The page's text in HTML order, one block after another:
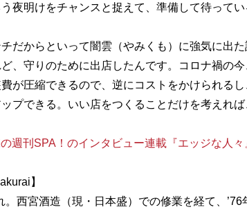
夜明けをチャンスと捉えて、準備して待ってい
だからといって闇雲（やみくも）に強気に出
、守りのために出店したんです。コロナ禍の
が圧縮できるので、逆にコストをかけられる
プできる。いい店をつくることだけを考えれば
週刊SPA！のインタビュー連載『エッジな人
】
。西宮酒造（現・日本盛）での修業を経て、